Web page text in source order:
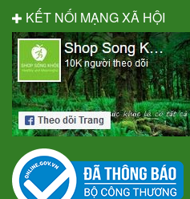
KẾT NỐI MẠNG XÃ HỘI